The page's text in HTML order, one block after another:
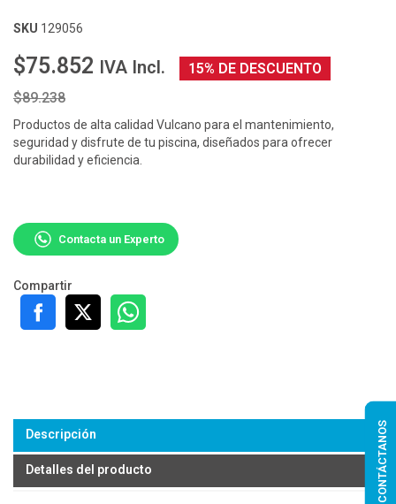
SKU 129056
$75.852 IVA Incl.
15% DE DESCUENTO
$89.238
Productos de alta calidad Vulcano para el mantenimiento,
seguridad y disfrute de tu piscina, diseñados para ofrecer
durabilidad y eficiencia.
Contacta un Experto
Compartir
Descripción
Detalles del producto CONTÁCTANOS